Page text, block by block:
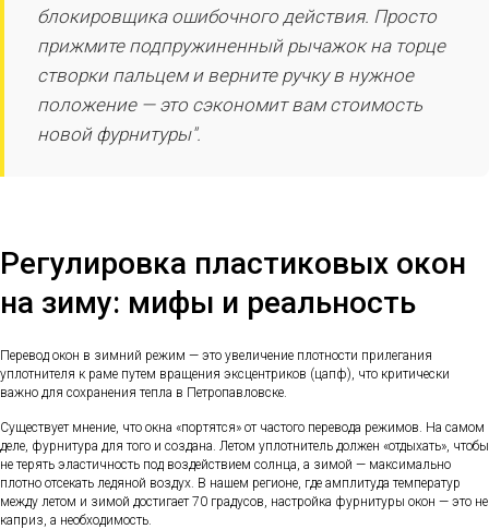
блокировщика ошибочного действия. Просто
прижмите подпружиненный рычажок на торце
створки пальцем и верните ручку в нужное
положение — это сэкономит вам стоимость
новой фурнитуры".
Регулировка пластиковых окон
на зиму: мифы и реальность
Перевод окон в зимний режим — это увеличение плотности прилегания
уплотнителя к раме путем вращения эксцентриков (цапф), что критически
важно для сохранения тепла в Петропавловске.
Существует мнение, что окна «портятся» от частого перевода режимов. На самом
деле, фурнитура для того и создана. Летом уплотнитель должен «отдыхать», чтобы
не терять эластичность под воздействием солнца, а зимой — максимально
плотно отсекать ледяной воздух. В нашем регионе, где амплитуда температур
между летом и зимой достигает 70 градусов, настройка фурнитуры окон — это не
каприз, а необходимость.